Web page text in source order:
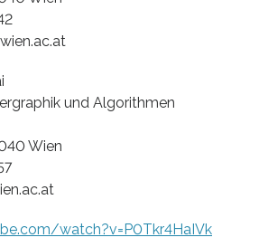
und Algorithmen
Wien
watch?v=P0Tkr4HaIVk